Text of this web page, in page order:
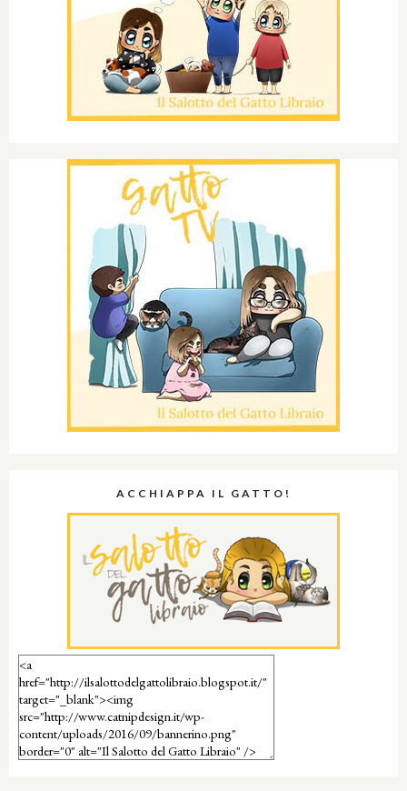
ACCHIAPPA IL GATTO!